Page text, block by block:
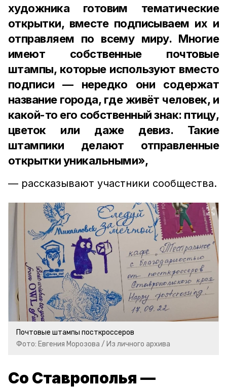
художника готовим тематические
открытки, вместе подписываем их и
отправляем по всему миру. Многие
имеют собственные почтовые
штампы, которые используют вместо
подписи — нередко они содержат
название города, где живёт человек, и
какой-то его собственный знак: птицу,
цветок или даже девиз. Такие
штампики делают отправленные
открытки уникальными»,
— рассказывают участники сообщества.
Почтовые штампы посткроссеров
Фото: Евгения Морозова / Из личного архива
Со Ставрополья —